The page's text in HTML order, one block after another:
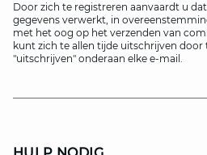
Door zich te registreren aanvaardt u
gegevens verwerkt, in
met het oog op het verzenden van
kunt zich te allen tijde uitschrijven door
"uitschrijven" onderaan elke e-mail.